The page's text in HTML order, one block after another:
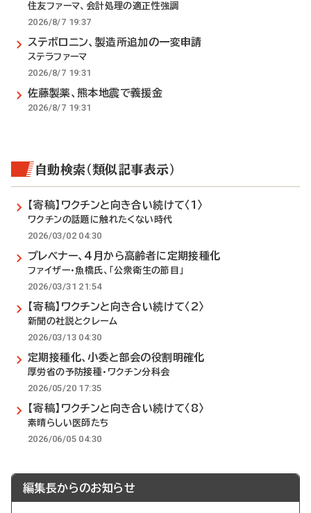
住友ファーマ、会計処理の適正性強調
2026/8/7 19:37
ステボロニン、製造所追加の一変申請
ステラファーマ
2026/8/7 19:31
佐藤製薬、熊本地震で義援金
2026/8/7 19:31
自動検索（類似記事表示）
【寄稿】ワクチンと向き合い続けて〈1〉
ワクチンの話題に触れたくない時代
2026/03/02 04:30
プレベナー、4月から高齢者に定期接種化
ファイザー・魚橋氏、「公衆衛生の節目」
2026/03/31 21:54
【寄稿】ワクチンと向き合い続けて〈2〉
新聞の社説とクレーム
2026/03/13 04:30
定期接種化、小委と部会の役割明確化
厚労省の予防接種・ワクチン分科会
2026/05/20 17:35
【寄稿】ワクチンと向き合い続けて〈8〉
素晴らしい医師たち
2026/06/05 04:30
編集長からのお知らせ